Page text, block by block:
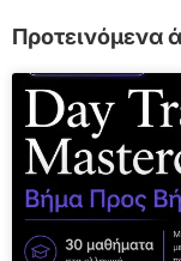
Προτεινόμενα